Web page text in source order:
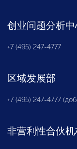
创业问题分析
+7 (495) 247-4777
区域发展部
+7 (495) 247-4777
非营利性合伙机